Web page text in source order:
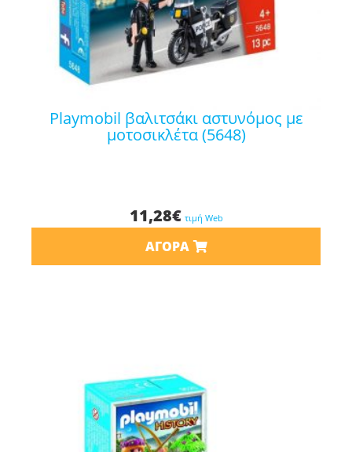
playmobil βαλιτσάκι αστυνόμος με
μοτοσικλέτα (5648)
11,28€ τιμή Web
ΑΓΟΡΆ